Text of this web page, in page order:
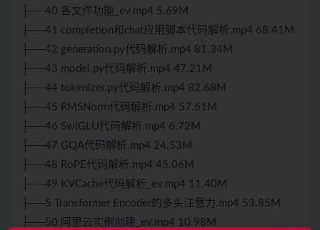
├──40 各文件功能_ev.mp4 5.69M
├──41 completion和chat应用脚本代码解析.mp4 68.41M
├──42 generation.py代码解析.mp4 81.34M
├──43 model.py代码解析.mp4 47.21M
├──44 tokenizer.py代码解析.mp4 82.68M
├──45 RMSNorm代码解析.mp4 57.61M
├──46 SwiGLU代码解析.mp4 6.72M
├──47 GQA代码解析.mp4 24.53M
├──48 RoPE代码解析.mp4 45.06M
├──49 KVCache代码解析_ev.mp4 11.40M
├──5 Transformer Encoder的多头注意力.mp4 53.85M
├──50 阿里云实例创建_ev.mp4 10.98M